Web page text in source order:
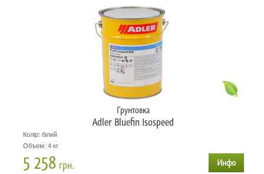
Грунтовка
Adler Bluefin Isospeed
Колір: білий
Объем: 4 кг
5 258 грн.